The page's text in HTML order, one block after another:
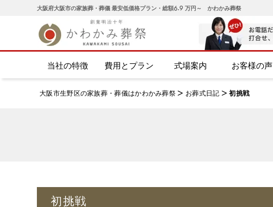
大阪府大阪市の家族葬・葬儀 最安低価格プラン・総額6.9 万円～ かわかみ葬祭
当社の特徴 費用とプラン 式場案内 お客様の声
大阪市生野区の家族葬・葬儀はかわかみ葬祭 > お葬式日記 >初挑戦
初挑戦